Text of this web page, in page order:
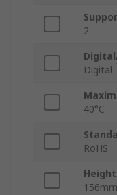
2
Digital
40°C
RoHS
Height
156mm